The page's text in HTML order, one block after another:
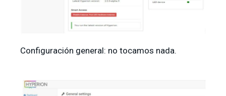
Configuración general: no tocamos nada.